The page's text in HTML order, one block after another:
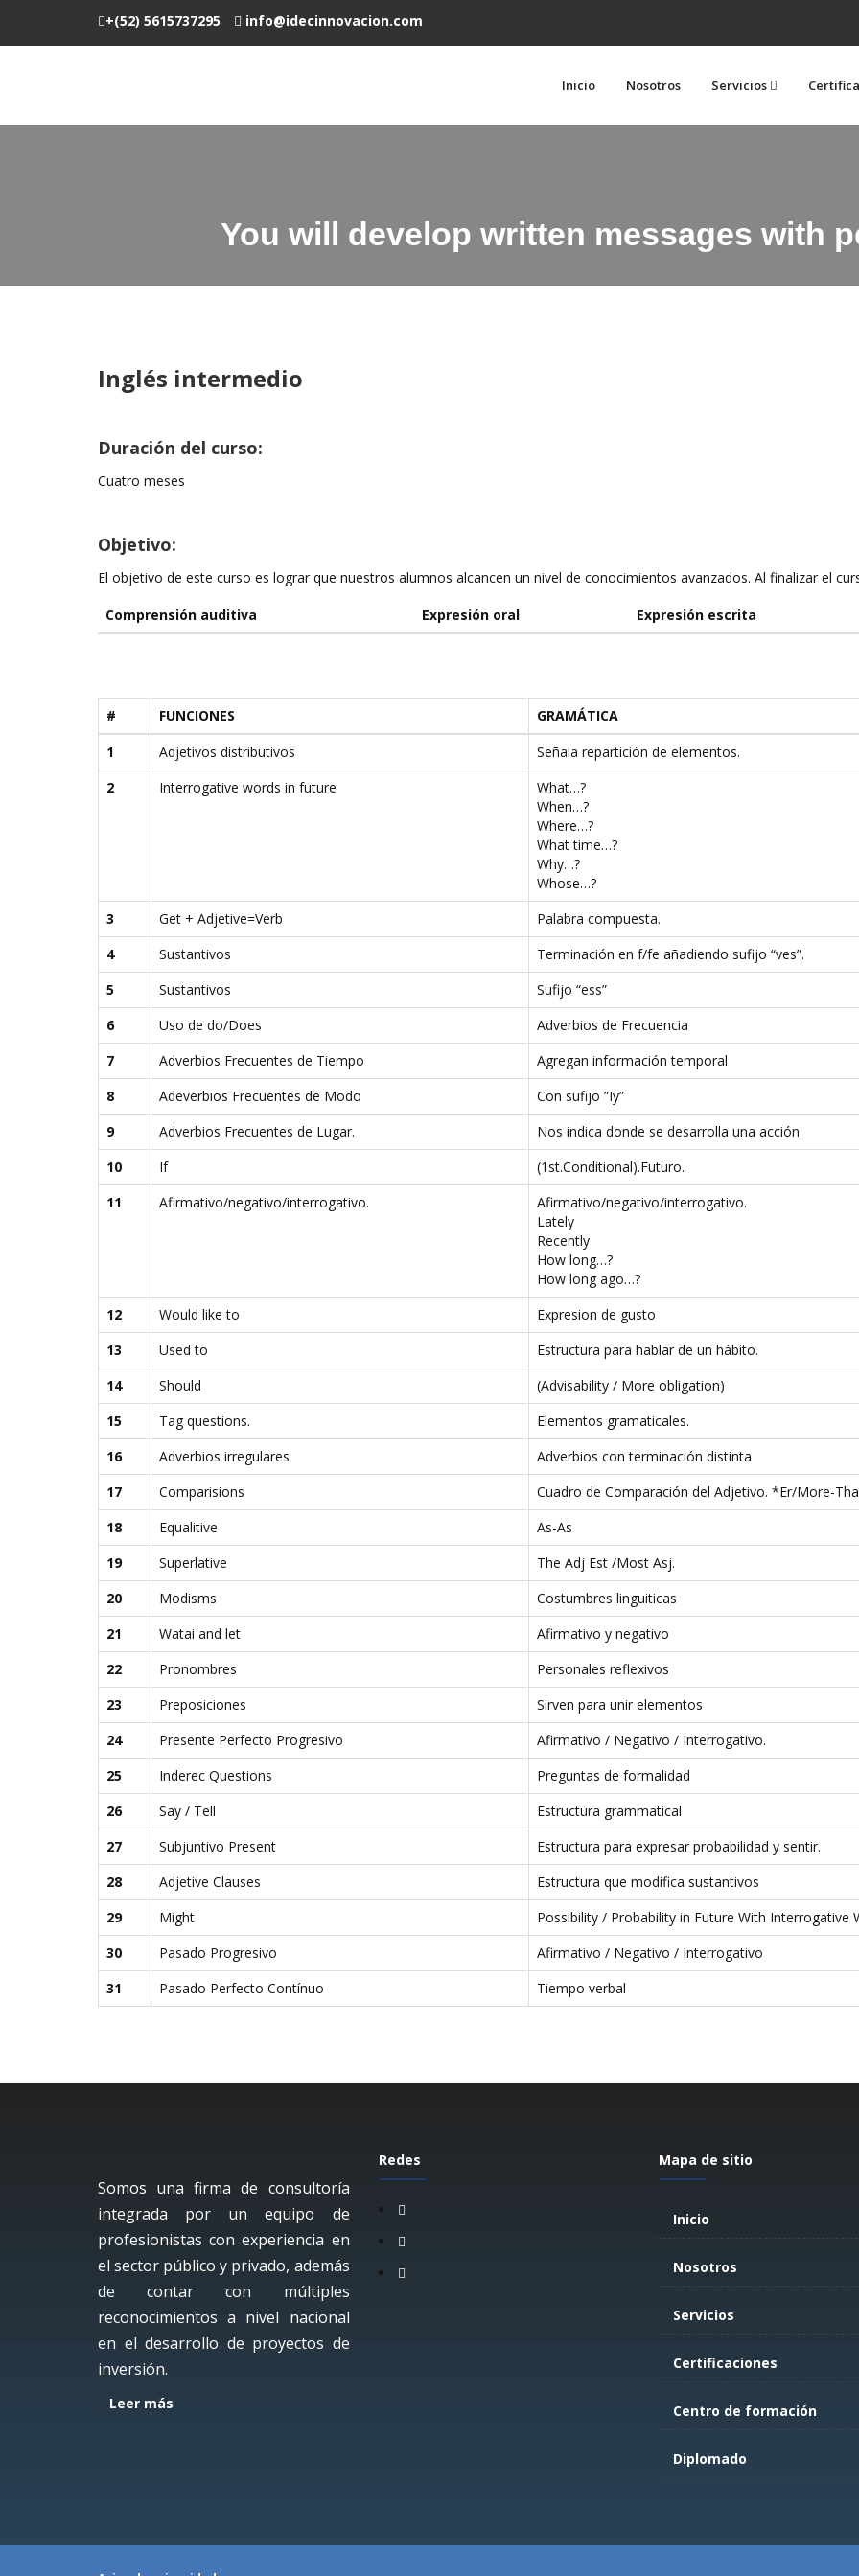
+(52) 5615737295 info@idecinnovacion.com
Inicio Nosotros Servicios
You will develop written messages with
Inglés intermedio
Duración del curso:
Cuatro meses
Objetivo:
El objetivo de este curso es lograr que nuestros alumnos alcancen un nivel de conocimientos avanzados. Al finalizar el
Comprensión auditiva Expresión oral Expresión escrita
# FUNCIONES
GRAMÁTICA
1
Adjetivos distributivos
Señala repartición de elementos.
2
Interrogative words in future
What…?
When…?
Where…?
What time…?
Why…?
Whose…?
3
Get + Adjetive=Verb
Palabra compuesta.
4
Sustantivos
Terminación en f/fe añadiendo sufijo “ves”.
5
Sustantivos
Sufijo “ess”
6
Uso de do/Does
Adverbios de Frecuencia
7
Adverbios Frecuentes de Tiempo
Agregan información temporal
8
Adeverbios Frecuentes de Modo
Con sufijo ”Iy”
9
Adverbios Frecuentes de Lugar.
Nos indica donde se desarrolla una acción
10
If
(1st.Conditional).Futuro.
11
Afirmativo/negativo/interrogativo.
Afirmativo/negativo/interrogativo.
Lately
Recently
How long…?
How long ago…?
12
Would like to
Expresion de gusto
13
Used to
Estructura para hablar de un hábito.
14
Should
(Advisability / More obligation)
15
Tag questions.
Elementos gramaticales.
16
Adverbios irregulares
Adverbios con terminación distinta
17
Comparisions
Cuadro de Comparación del Adjetivo. *Er/More-
18
Equalitive
As-As
19
Superlative
The Adj Est /Most Asj.
20
Modisms
Costumbres linguiticas
21
Watai and let
Afirmativo y negativo
22
Pronombres
Personales reflexivos
23
Preposiciones
Sirven para unir elementos
24
Presente Perfecto Progresivo
Afirmativo / Negativo / Interrogativo.
25
Inderec Questions
Preguntas de formalidad
26
Say / Tell
Estructura grammatical
27
Subjuntivo Present
Estructura para expresar probabilidad y sentir.
28
Adjetive Clauses
Estructura que modifica sustantivos
29
Might
Possibility / Probability in Future With Interrogative
30
Pasado Progresivo
Afirmativo / Negativo / Interrogativo
31
Pasado Perfecto Contínuo Tiempo verbal
Somos una firma de consultoría
integrada por un equipo de
profesionistas con experiencia en
el sector público y privado, además
de contar con múltiples
reconocimientos a nivel nacional
en el desarrollo de proyectos de
inversión.
Leer más
Redes Mapa de sitio
Inicio
Nosotros
Servicios
Certificaciones
Centro de formación
Diplomado